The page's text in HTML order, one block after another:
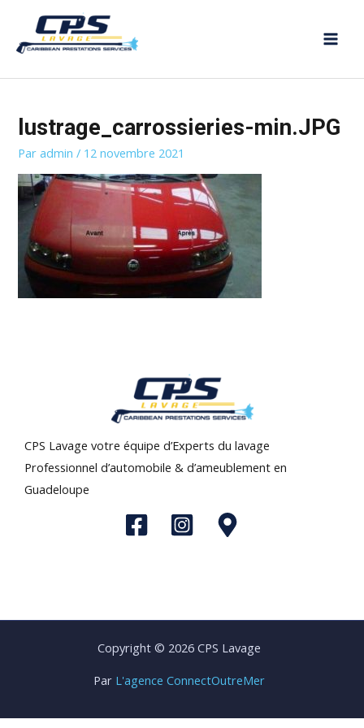
contenu
lustrage_carrossieries-min.JPG
Paradmin/ 12 novembre 2021
CPS Lavage votre équipe d’Experts du lavage
Professionnel d’automobile & d’ameublement en
Guadeloupe
Copyright © 2026 CPS Lavage
Par L'agence ConnectOutreMer